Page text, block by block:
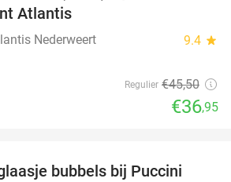
Atlantis
Nederweert 9.4 star
Regulier €45,50
€36,95
bubbels bij Puccini